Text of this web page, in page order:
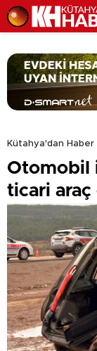
Kütahya'dan Haber
Otomobil
ticari araç